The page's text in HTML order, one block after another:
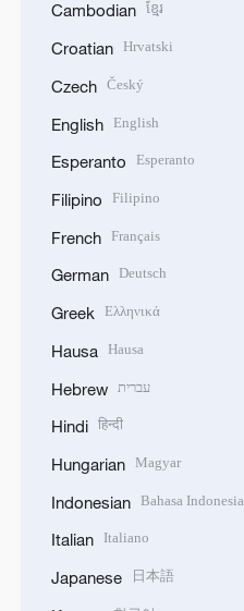
Cambodian ខ្មែរ
Croatian Hrvatski
Czech Český
English English
Esperanto Esperanto
Filipino Filipino
French Français
German Deutsch
Greek Ελληνικά
Hausa Hausa
Hebrew עברית
Hindi हिन्दी
Hungarian Magyar
Indonesian Bahasa Indonesia
Italian Italiano
Japanese 日本語